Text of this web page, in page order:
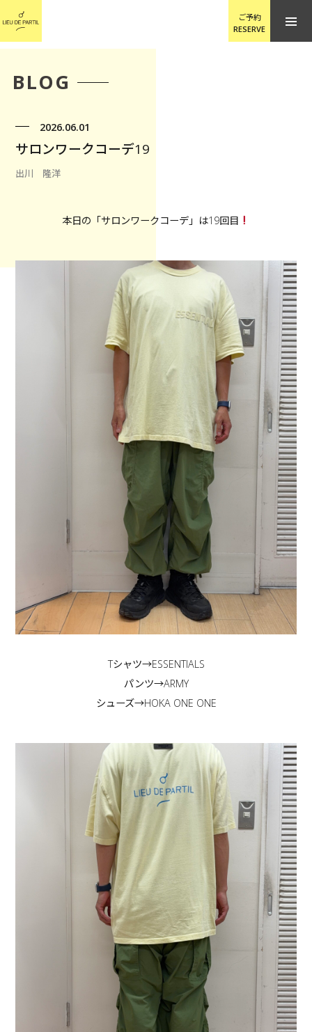
ご予約
RESERVE
BLOG
2026.06.01
サロンワークコーデ19
出川 隆洋
本日の「サロンワークコーデ」は19回目
Tシャツ→ESSENTIALS
パンツ→ARMY
シューズ→HOKA ONE ONE